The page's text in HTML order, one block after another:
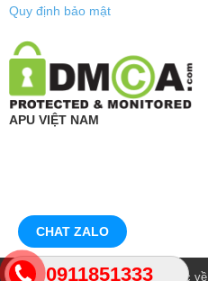
Quy định bảo mật
APU VIỆT NAM
© Bản quyền thuộc về
CHAT ZALO
0911851333